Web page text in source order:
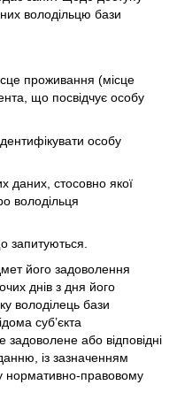
володільцю бази
проживання (місце
що посвідчує особу
особу
даних, стосовно якої
володільця
запитуються.
його задоволення
днів з дня його
володілець бази
суб’єкта
або відповідні
із зазначенням
нормативно-правовому